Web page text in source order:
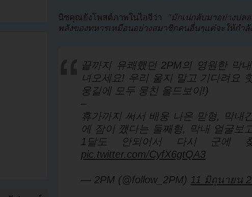
นิชคุณยังโพสต์ภาพในไอจีว่า “มักเน่กลับมาอย่างป
พลังของทหารเหมือนอย่างสมาชิกคนอื่นๆแต่จะให้กำลั
끝까지 유쾌했던 2PM의 영원한 막
녀오세요! 우리 울지 말고 기다려요
웅길에 모두 뭉친 올드보이!)
–
휴가까지 써서 배웅 나온 맏형, 막내
에 잠이 깼다는 둘째형, 막내 얼굴보
1달도 안되어서 다시 군에
pic.twitter.com/CyfX6gtQA3
— 2PM (@follow_2PM) 11 มิถุนายน